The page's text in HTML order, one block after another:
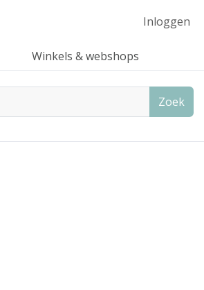
Inloggen
Winkels & webshops
Zoek